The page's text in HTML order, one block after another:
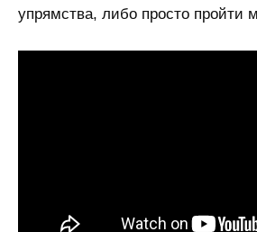
упрямства, либо просто пройти